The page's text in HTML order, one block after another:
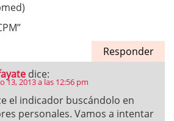
Responder
dice:
13, 2013 a las 12:56 pm
el indicador buscándolo en
personales. Vamos a intentar